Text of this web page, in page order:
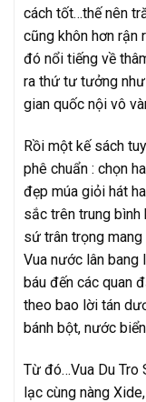
cách tốt…thế nên
cũng khôn hơn rận
đó nổi tiếng về
ra thứ tư tưởng
gian quốc nội vô
Rồi một kế sách
phê chuẩn : chọn
đẹp múa giỏi hát
sắc trên trung
sứ trân trọng
Vua nước lân bang
báu đến các quan
theo bao lời tán
bánh bột, nước
Từ đó…Vua Du Tro
lạc cùng nàng